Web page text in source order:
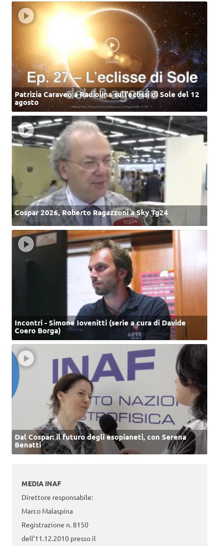
Patrizia Caraveo a Radiolina sull’eclissi di Sole del 12
agosto
Cospar 2026, Roberto Ragazzoni a Sky Tg24
Incontri - Simone Iovenitti (serie a cura di Davide
Coero Borga)
Dal Cospar: il futuro degli esopianeti, con Serena
Benatti
MEDIA INAF
Direttore responsabile:
Marco Malaspina
Registrazione n. 8150
dell’11.12.2010 presso il